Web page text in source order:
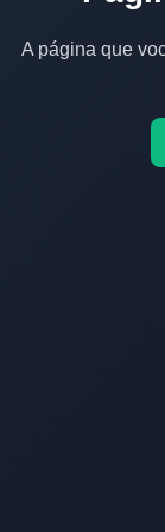
A página que